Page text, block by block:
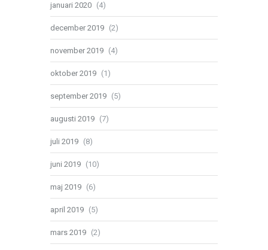
januari 2020 (4)
december 2019 (2)
november 2019 (4)
oktober 2019 (1)
september 2019 (5)
augusti 2019 (7)
juli 2019 (8)
juni 2019 (10)
maj 2019 (6)
april 2019 (5)
mars 2019 (2)